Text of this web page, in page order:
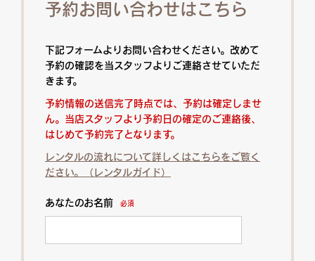
予約お問い合わせはこちら
下記フォームよりお問い合わせください。改めて
予約の確認を当スタッフよりご連絡させていただ
きます。
予約情報の送信完了時点では、予約は確定しませ
ん。当店スタッフより予約日の確定のご連絡後、
はじめて予約完了となります。
レンタルの流れについて詳しくはこちらをご覧く
ださい。（レンタルガイド）
あなたのお名前 必須